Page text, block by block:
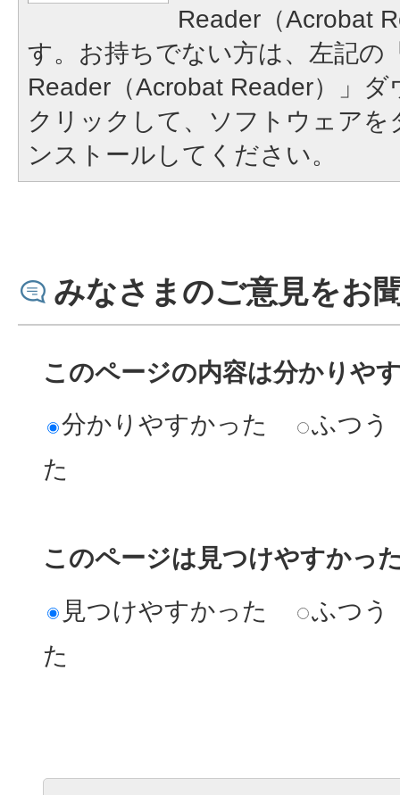
Reader（Acrobat
す。お持ちでない方は、左記の
Reader（Acrobat Reader）」
クリックして、ソフトウェア
ンストールしてください。
みなさまのご意見をお
このページの内容は分かりや
分かりやすかった
ふつう
た
このページは見つけやすかっ
見つけやすかった
ふつう
た